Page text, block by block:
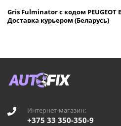
Gris Fulminator с кодом PEUGEOT
Доставка курьером (Беларусь)
Интернет-магазин:
+375 33 350-350-9